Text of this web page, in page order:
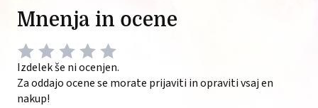
Mnenja in ocene
Izdelek še ni ocenjen.
Za oddajo ocene se morate prijaviti in opraviti vsaj en
nakup!